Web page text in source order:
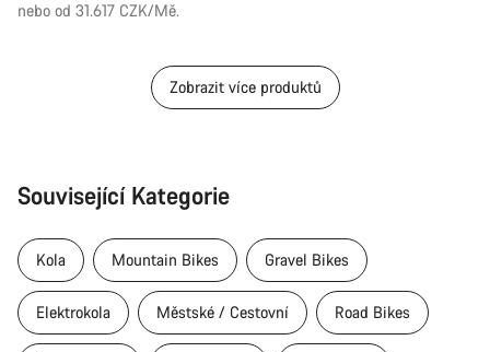
cena
nebo od 31.617 CZK/Mě.
Zobrazit více produktů
Související Kategorie
Kola Mountain Bikes Gravel Bikes
Elektrokola Městské / Cestovní Road Bikes